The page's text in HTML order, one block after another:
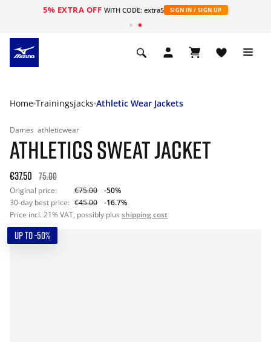
5% EXTRA OFF WITH CODE: extra5 SIGN IN / SIGN UP
Home Trainingsjacks Athletic Wear Jackets
Dames athleticwear
ATHLETICS SWEAT JACKET
€37.50 75.00
Original price: €75.00
-50%
30-day best price: €45.00
-16.7%
Price incl. 21% VAT, possibly plus shipping cost
UP TO -50%